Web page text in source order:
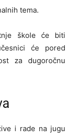
tema.
škole će biti
će pored
za dugoročnu
i rade na jugu